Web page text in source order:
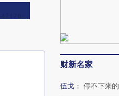
财新名家
伍戈 ： 停不下来